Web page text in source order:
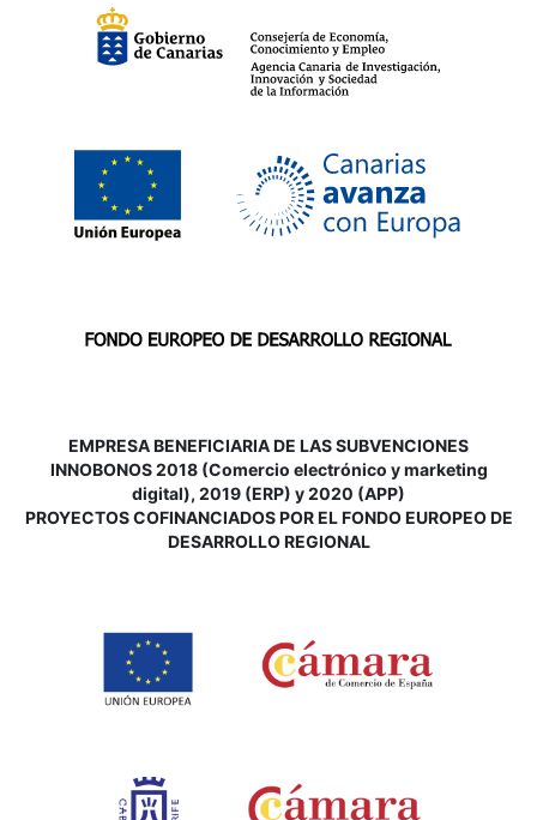
EMPRESA BENEFICIARIA DE LAS SUBVENCIONES
INNOBONOS 2018 (Comercio electrónico y marketing
digital), 2019 (ERP) y 2020 (APP)
PROYECTOS COFINANCIADOS POR EL FONDO EUROPEO DE
DESARROLLO REGIONAL